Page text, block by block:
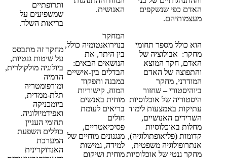
האדם כפי שנשקפים
מעצמותיהם.
הוא כולל מספר תחומי
מחקר: אבולוציה של
האדם, חקר המוצא
והתפוצה של האדם
המודרני, מחקר
ביוהיסטורי – שחזור
היסטוריה של אוכלוסיות
עתיקות באמצעות לימוד
השרידים האנושיים,
מחלות באוכלוסיות
קדומות (פליאופתולוגיה),
אנתרופולוגיה משפטית,
מחקר גנטי של אוכלוסיות
האנושית.
המחקר
בנוירואנטומיה כולל,
בין היתר, את
הנושאים הבאים:
הבדלים בין-אישיים
במבנה ותפקוד
המוח, קישוריות
מוחית באנשים
בריאים לעומת
חולים
פסיכיאטריים,
מנגנונים מוחיים של
למידה, גמישות
מוחית ושיקום
ותרופתיים
שמשפיעים על
בריאות השלד.
מחקר זה מתבסס
על שיטות גנטיות,
ביולוגיה מולקולרית,
הדמיה
ומורפומטריה
תלת-ממדית,
ביומכניקה
ואפידמיולוגיה.
תחומי העניין
כוללים השפעת
המערכת
האנדוקרינית